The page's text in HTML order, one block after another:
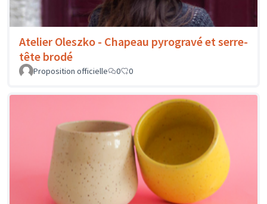
Atelier Oleszko - Chapeau pyrogravé et serre-
tête brodé
Proposition officielle 0 0